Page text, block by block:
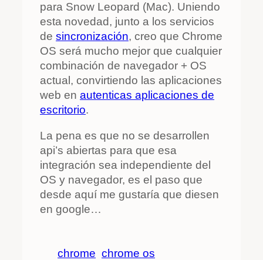
para Snow Leopard (Mac). Uniendo
esta novedad, junto a los servicios
de sincronización, creo que Chrome
OS será mucho mejor que cualquier
combinación de navegador + OS
actual, convirtiendo las aplicaciones
web en autenticas aplicaciones de
escritorio.
La pena es que no se desarrollen
api’s abiertas para que esa
integración sea independiente del
OS y navegador, es el paso que
desde aquí me gustaría que diesen
en google…
chrome chrome os